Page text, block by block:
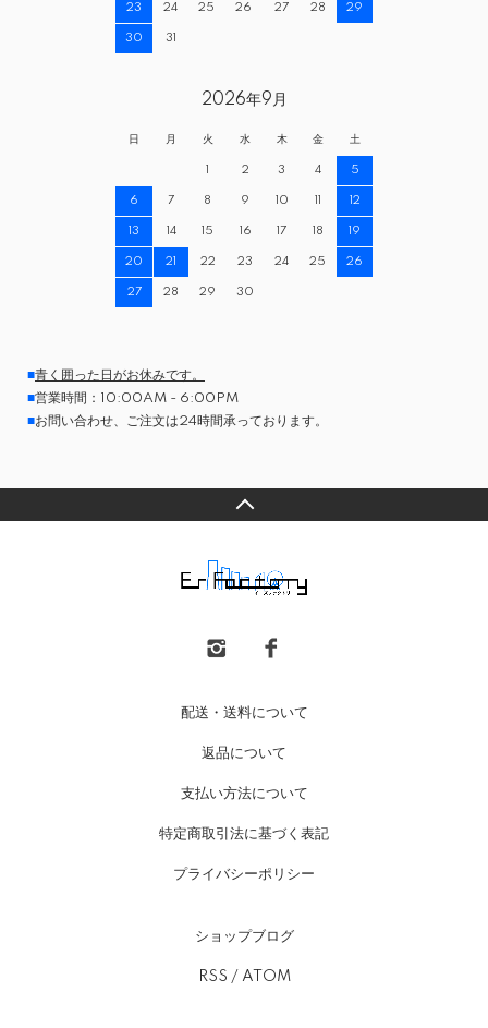
23 24 25 26 27 28 29
30 31
2026年9月
日 月 火 水 木 金 土
1 2 3 4 5
6 7 8 9 10 11 12
13 14 15 16 17 18 19
20 21 22 23 24 25 26
27 28 29 30
■青く囲った日がお休みです。
■営業時間：10:00AM - 6:00PM
■お問い合わせ、ご注文は24時間承っております。
配送・送料について
返品について
支払い方法について
特定商取引法に基づく表記
プライバシーポリシー
ショップブログ
RSS / ATOM